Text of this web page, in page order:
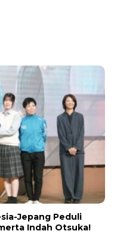
Jepang Peduli
Indah Otsuka!